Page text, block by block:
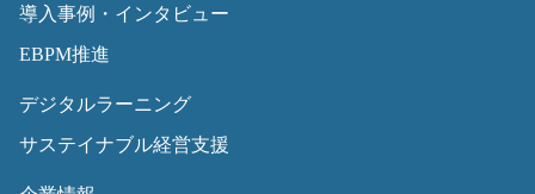
導入事例・インタビュー
EBPM推進
デジタルラーニング
サステイナブル経営支援